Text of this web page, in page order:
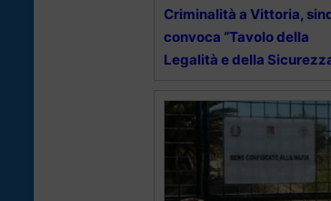
Criminalità a Vittoria,
convoca “Tavolo della
Legalità e della